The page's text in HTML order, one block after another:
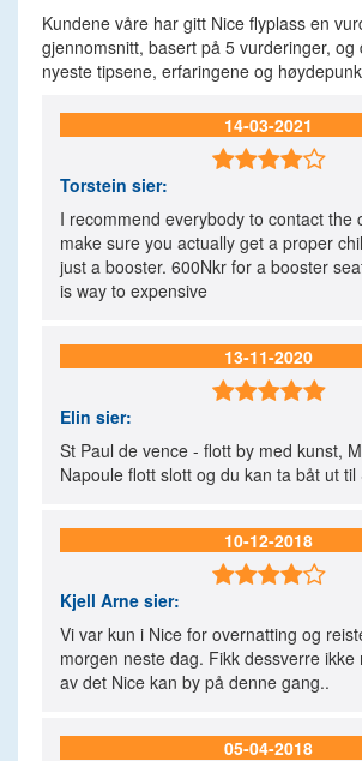
Kundene våre har gitt Nice flyplass en
gjennomsnitt, basert på 5 vurderinger, og
nyeste tipsene, erfaringene og
14-03-2021

Torstein sier:
I recommend everybody to contact the
make sure you actually get a proper
just a booster. 600Nkr for a booster
is way to expensive
13-11-2020

Elin sier:
St Paul de vence - flott by med kunst,
Napoule flott slott og du kan ta båt ut til
10-12-2018

Kjell Arne sier:
Vi var kun i Nice for overnatting og
morgen neste dag. Fikk dessverre ikke
av det Nice kan by på denne gang..
05-04-2018